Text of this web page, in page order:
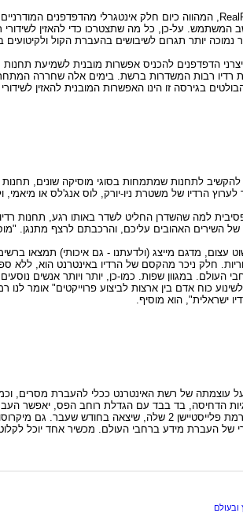
על-כן, כל מה שתצטרכו כדי להאזין לשידורי
יצרני הדפדפנים להכניס אפשרות מובנית לשמיעת
בגירסה זו הינו האפשרות המובנית להאזין לשידורי
לתחנות שמתמחות בסוגי מוסיקה שונים, תחנות
הרדיו של משטרת ניו-יורק, לוס אנג'לס או מיאמי,
למה שהשדרן החליט לשדר באותו רגע, תחנות
השירים האהובים עליכם, והרכבתם לרצף מתנגן.
עצום, מדגם מייצג (ולדעתנו - גם איכותי) תמצאו
חלק ניכר מהקסם של הרדיו באינטרנט הוא, ללא
העולם. במגוון שפות. כמו-כן, יותר ויותר אנשים
כוח אדם בין ארצות לביצוע פרוייקטים" אומר
ישראלית", הוא מוסיף.
עוצמתה של רשת האינטרנט ככלי להעברת מסרים,
הדחיסה, בד בבד עם הגדלת רוחב הפס, יאפשר
מערך שידורי בידור ומשחקי מחשב, שיתבסס על פלטפורמת
העברת מידע ברחבי העולם. מכשיר אחד יוכל לקלוט
ובעולם